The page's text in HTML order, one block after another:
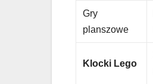
Gry
planszowe
Klocki Lego